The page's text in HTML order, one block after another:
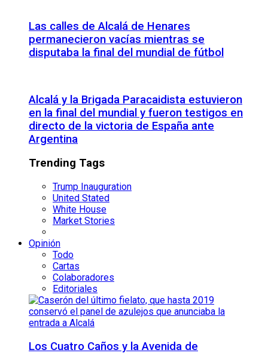
Las calles de Alcalá de Henares
permanecieron vacías mientras se
disputaba la final del mundial de fútbol
Alcalá y la Brigada Paracaidista estuvieron
en la final del mundial y fueron testigos en
directo de la victoria de España ante
Argentina
Trending Tags
Trump Inauguration
United Stated
White House
Market Stories
Opinión
Todo
Cartas
Colaboradores
Editoriales
Los Cuatro Caños y la Avenida de